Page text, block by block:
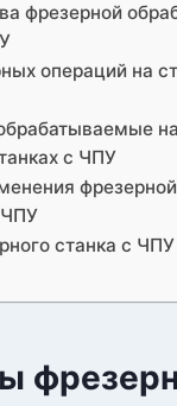
фрезерной
операций на
на
с ЧПУ
ЧПУ
станка с ЧПУ